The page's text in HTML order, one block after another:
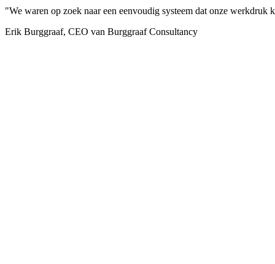
"We waren op zoek naar een eenvoudig systeem dat onze
Erik Burggraaf, CEO van Burggraaf Consultancy